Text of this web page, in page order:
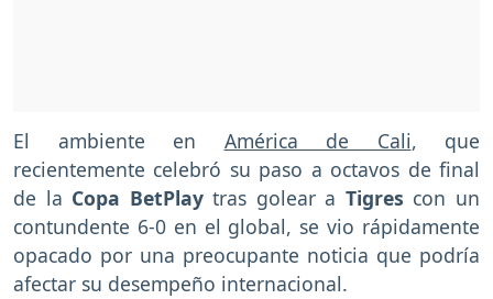
El ambiente en América de Cali, que
recientemente celebró su paso a octavos de final
de la Copa BetPlaytras golear a Tigres con un
contundente 6-0 en el global, se vio rápidamente
opacado por una preocupante noticia que podría
afectar su desempeño internacional.